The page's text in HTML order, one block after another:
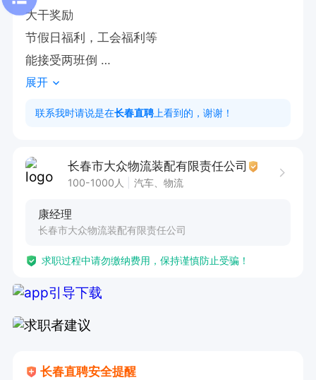
大干奖励
节假日福利，工会福利等
能接受两班倒
免费班车 免费工作餐 恒温车间
法定节假日，7,15厂假
展开
联系我时请说是在长春直聘 上看到的，谢谢！
长春市大众物流装配有限责任公司
100-1000人 汽车、物流
康经理
长春市大众物流装配有限责任公司
求职过程中请勿缴纳费用，保持谨慎防止受骗！
长春直聘安全提醒